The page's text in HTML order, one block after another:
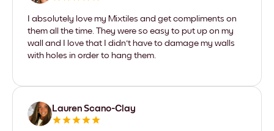
I absolutely love my Mixtiles and get compliments on
them all the time. They were so easy to put up on my
wall and I love that I didn't have to damage my walls
with holes in order to hang them.
Lauren Scano-Clay